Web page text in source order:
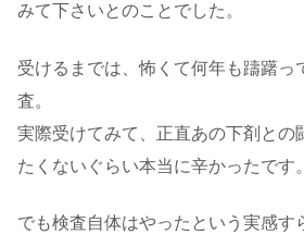
みて下さいとのことでした。
受けるまでは、怖くて何年も躊躇っ
査。
実際受けてみて、正直あの下剤との
たくないぐらい本当に辛かったです。
でも検査自体はやったという実感す